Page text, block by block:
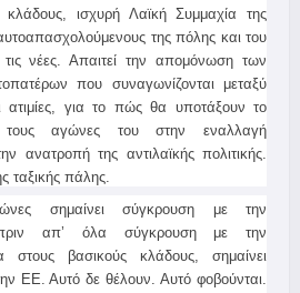
κλάδους, ισχυρή Λαϊκή Συμμαχία της
της πόλης και του
νέες. Απαιτεί την απομόνωση των
που συναγωνίζονται μεταξύ
ατιμίες, για το πώς θα υποτάξουν το
τους αγώνες του στην εναλλαγή
ανατροπή της αντιλαϊκής πολιτικής.
ταξικής πάλης.
σημαίνει σύγκρουση με την
πριν απ’ όλα σύγκρουση με την
στους βασικούς κλάδους, σημαίνει
ΕΕ. Αυτό δε θέλουν. Αυτό φοβούνται.